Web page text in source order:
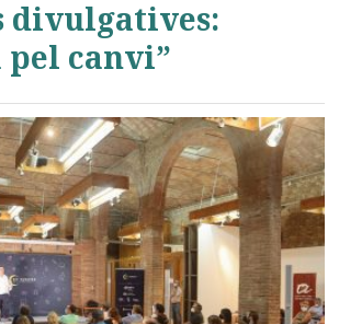
divulgatives:
pel canvi”